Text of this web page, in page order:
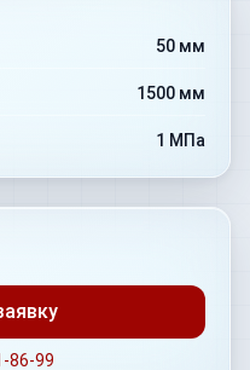
50 мм
1500 мм
1 МПа
86-99